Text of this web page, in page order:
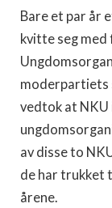
Bare et par år
kvitte seg med
moderpartiets
vedtok at NKU
av disse to
de har trukket
årene.